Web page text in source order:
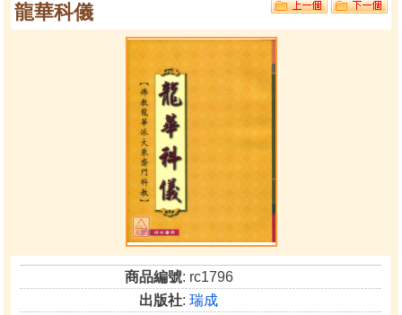
龍華科儀
商品編號: rc1796
出版社:瑞成